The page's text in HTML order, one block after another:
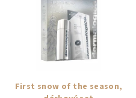
First snow of the season,